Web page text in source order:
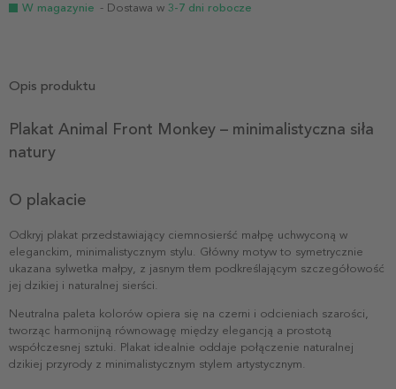
W magazynie - Dostawa w 3-7 dni robocze
Opis produktu
Plakat Animal Front Monkey – minimalistyczna siła
natury
O plakacie
Odkryj plakat przedstawiający ciemnosierść małpę uchwyconą w
eleganckim, minimalistycznym stylu. Główny motyw to symetrycznie
ukazana sylwetka małpy, z jasnym tłem podkreślającym szczegółowość
jej dzikiej i naturalnej sierści.
Neutralna paleta kolorów opiera się na czerni i odcieniach szarości,
tworząc harmonijną równowagę między elegancją a prostotą
współczesnej sztuki. Plakat idealnie oddaje połączenie naturalnej
dzikiej przyrody z minimalistycznym stylem artystycznym.